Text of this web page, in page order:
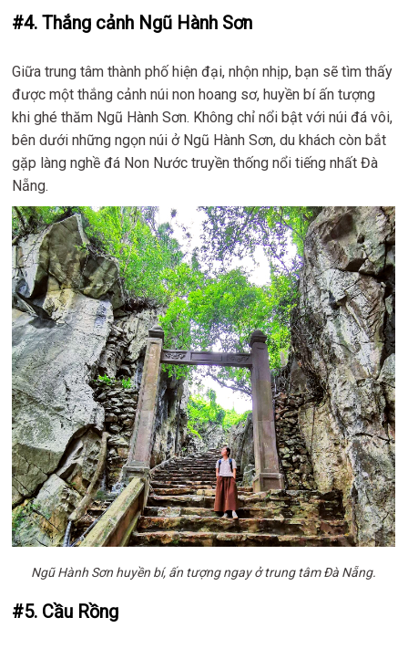
#4. Thắng cảnh Ngũ Hành Sơn
Giữa trung tâm thành phố hiện đại, nhộn nhịp, bạn sẽ tìm thấy
được một thắng cảnh núi non hoang sơ, huyền bí ấn tượng
khi ghé thăm Ngũ Hành Sơn. Không chỉ nổi bật với núi đá vôi,
bên dưới những ngọn núi ở Ngũ Hành Sơn, du khách còn bắt
gặp làng nghề đá Non Nước truyền thống nổi tiếng nhất Đà
Nẵng.
Ngũ Hành Sơn huyền bí, ấn tượng ngay ở trung tâm Đà Nẵng.
#5. Cầu Rồng